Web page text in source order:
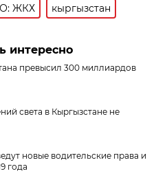
ЖКХ кыргызстан
интересно
превысил 300 миллиардов
света в Кыргызстане не
новые водительские права и
года